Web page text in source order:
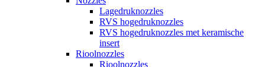
Lagedruknozzles
RVS hogedruknozzles
RVS hogedruknozzles met keramische
insert
Rioolnozzles
Rioolnozzles